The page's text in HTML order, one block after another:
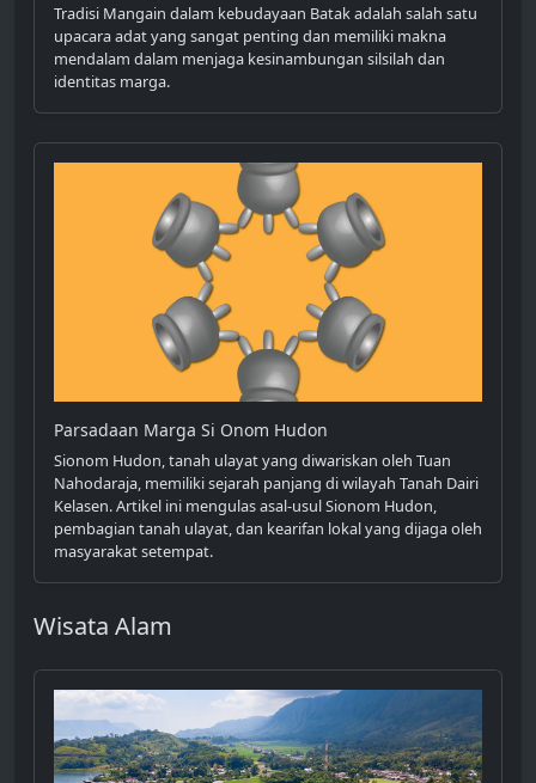
Tradisi Mangain dalam kebudayaan Batak adalah salah satu
upacara adat yang sangat penting dan memiliki makna
mendalam dalam menjaga kesinambungan silsilah dan
identitas marga.
Parsadaan Marga Si Onom Hudon
Sionom Hudon, tanah ulayat yang diwariskan oleh Tuan
Nahodaraja, memiliki sejarah panjang di wilayah Tanah Dairi
Kelasen. Artikel ini mengulas asal-usul Sionom Hudon,
pembagian tanah ulayat, dan kearifan lokal yang dijaga oleh
masyarakat setempat.
Wisata Alam